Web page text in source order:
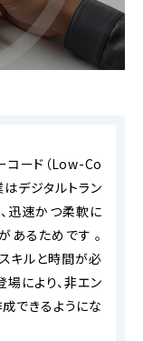
コード（Low-Co
デジタルトラン
迅速かつ柔軟に
あるためです 。
キルと時間が必
場により、非エン
できるようにな